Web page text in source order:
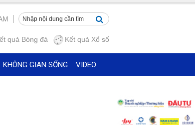
Kết quả Xổ số
quả Bóng đá
KHÔNG GIAN SỐNG VIDEO